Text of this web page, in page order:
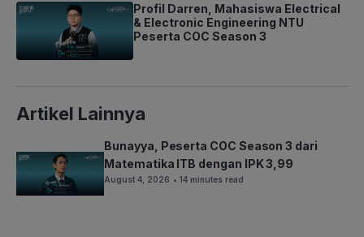
Profil Darren, Mahasiswa Electrical
& Electronic Engineering NTU
Peserta COC Season 3
Artikel Lainnya
Bunayya, Peserta COC Season 3 dari
Matematika ITB dengan IPK 3,99
August 4, 2026 • 14 minutes read